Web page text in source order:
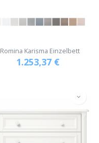
Romina Karisma Einzelbett
1.253,37€